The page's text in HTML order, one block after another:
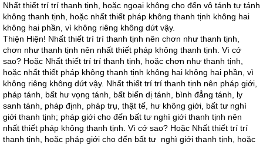
Nhất thiết trí trí thanh tịnh, hoặc ngoại không cho đến vô tánh tự tánh
không thanh tịnh, hoặc nhất thiết pháp không thanh tịnh không hai
không hai phần, vì không riêng không dứt vậy.
Thiện Hiện! Nhất thiết trí trí thanh tịnh nên chơn như thanh tịnh,
chơn như thanh tịnh nên nhất thiết pháp không thanh tịnh. Vì cớ
sao? Hoặc Nhất thiết trí trí thanh tịnh, hoặc chơn như thanh tịnh,
hoặc nhất thiết pháp không thanh tịnh không hai không hai phần, vì
không riêng không dứt vậy. Nhất thiết trí trí thanh tịnh nên pháp giới,
pháp tánh, bất hư vọng tánh, bất biến dị tánh, bình đẳng tánh, ly
sanh tánh, pháp định, pháp trụ, thật tế, hư không giới, bất tư nghì
giới thanh tịnh; pháp giới cho đến bất tư nghì giới thanh tịnh nên
nhất thiết pháp không thanh tịnh. Vì cớ sao? Hoặc Nhất thiết trí trí
thanh tịnh, hoặc pháp giới cho đến bất tư nghì giới thanh tịnh, hoặc